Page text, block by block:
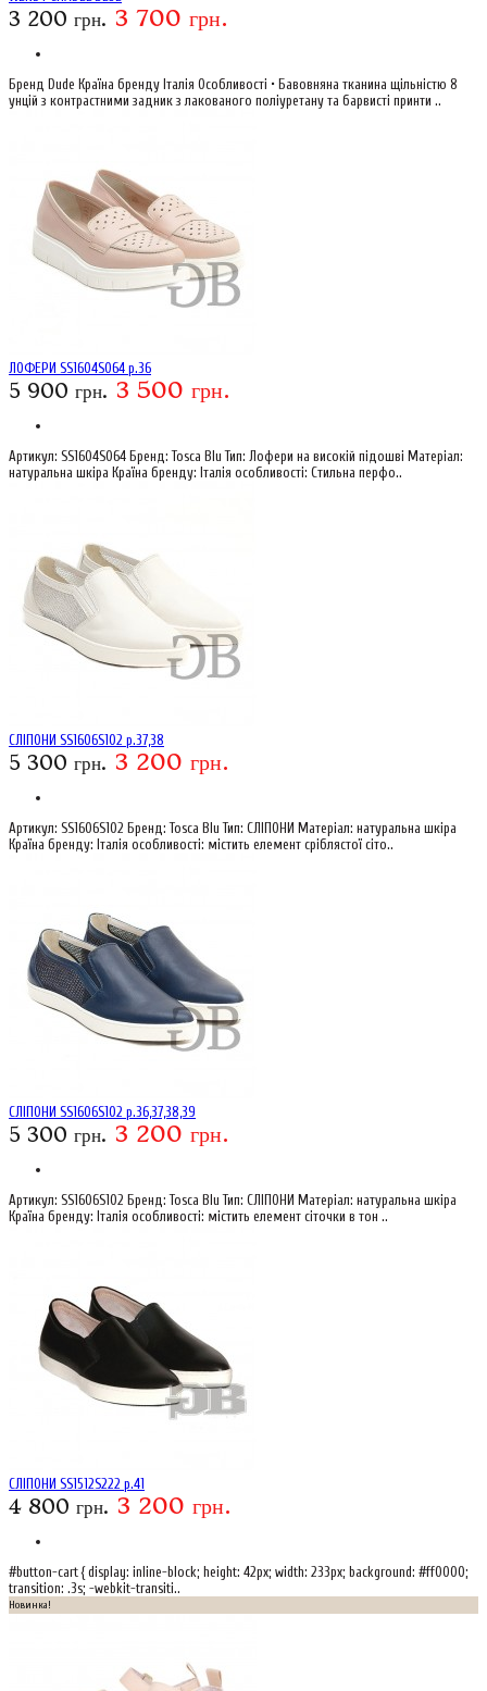
3 200 грн. 3 700 грн.
Бренд Dude Країна бренду Італія Особливості • Бавовняна тканина щільністю 8
унцій з контрастними задник з лакованого поліуретану та барвисті принти ..
ЛОФЕРИ SS1604S064 р.36
5 900 грн. 3 500 грн.
Артикул: SS1604S064 Бренд: Tosca Blu Тип: Лофери на високій підошві Матеріал:
натуральна шкіра Країна бренду: Італія особливості: Стильна перфо..
СЛІПОНИ SS1606S102 р.37,38
5 300 грн. 3 200 грн.
Артикул: SS1606S102 Бренд: Tosca Blu Тип: СЛІПОНИ Матеріал: натуральна шкіра
Країна бренду: Італія особливості: містить елемент сріблястої сіто..
СЛІПОНИ SS1606S102 р.36,37,38,39
5 300 грн. 3 200 грн.
Артикул: SS1606S102 Бренд: Tosca Blu Тип: СЛІПОНИ Матеріал: натуральна шкіра
Країна бренду: Італія особливості: містить елемент сіточки в тон ..
СЛІПОНИ SS1512S222 р.41
4 800 грн. 3 200 грн.
#button-cart { display: inline-block; height: 42px; width: 233px; background: #ff0000;
transition: .3s; -webkit-transiti..
Новинка!